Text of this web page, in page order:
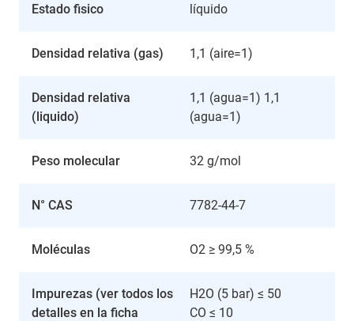
Estado fisico líquido
Densidad relativa (gas) 1,1 (aire=1)
Densidad relativa
(liquido)
1,1 (agua=1) 1,1
(agua=1)
Peso molecular 32 g/mol
N° CAS 7782-44-7
Moléculas O2 ≥ 99,5 %
Impurezas (ver todos los
detalles en la ficha
H2O (5 bar) ≤ 50
CO ≤ 10